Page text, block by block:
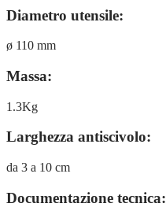
Diametro utensile:
ø 110 mm
Massa:
1.3Kg
Larghezza antiscivolo:
da 3 a 10 cm
Documentazione tecnica: